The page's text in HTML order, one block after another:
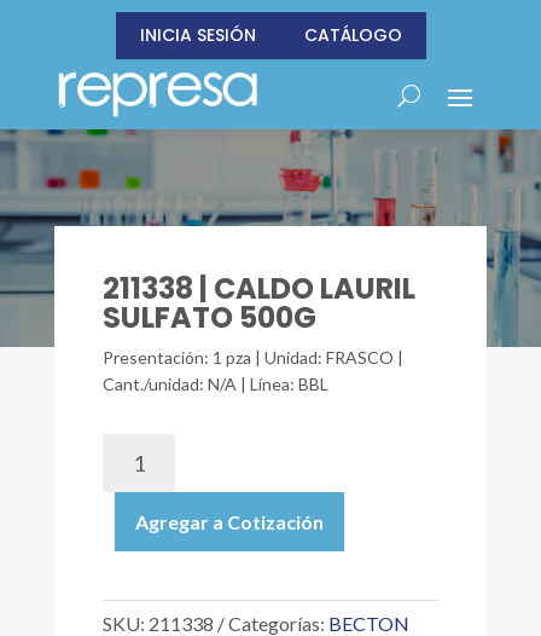
INICIA SESIÓN CATÁLOGO
211338 | CALDO LAURIL
SULFATO 500G
Presentación: 1 pza | Unidad: FRASCO |
Cant./unidad: N/A | Línea: BBL
LAURIL
SULFATO
cantidad
Agregar a Cotización
SKU: 211338 Categorías: BECTON